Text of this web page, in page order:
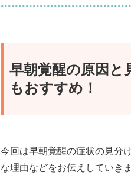
早朝覚醒の原因と
もおすすめ！
今回は早朝覚醒の症状の見分
な理由などをお伝えしていき